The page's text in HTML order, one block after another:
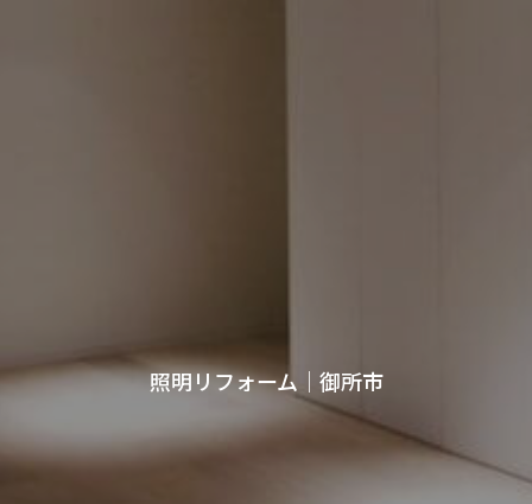
照明リフォーム｜御所市